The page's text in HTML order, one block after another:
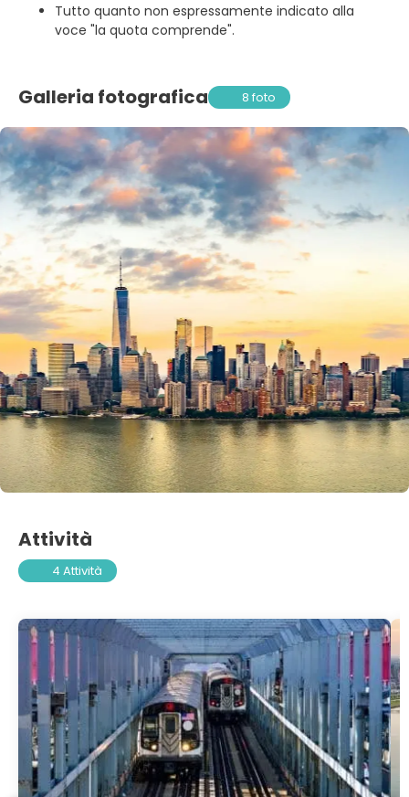
Tutto quanto non espressamente indicato alla
voce "la quota comprende".
Galleria fotografica 8 foto
Attività
4 Attività